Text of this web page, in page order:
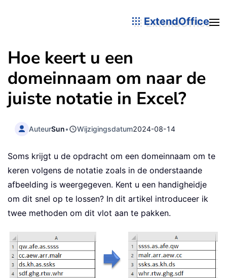
ExtendOffice
Hoe keert u een
domeinnaam om naar de
juiste notatie in Excel?
AuteurSun• Wijzigingsdatum2024-08-14
Soms krijgt u de opdracht om een domeinnaam om te
keren volgens de notatie zoals in de onderstaande
afbeelding is weergegeven. Kent u een handigheidje
om dit snel op te lossen? In dit artikel introduceer ik
twee methoden om dit vlot aan te pakken.